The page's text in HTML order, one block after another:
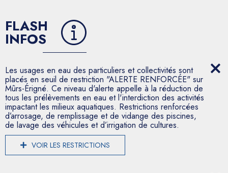
FLASH
INFOS
Les usages en eau des particuliers et collectivités sont
placés en seuil de restriction "ALERTE RENFORCÉE" sur
Mûrs-Érigné. Ce niveau d'alerte appelle à la réduction de
tous les prélèvements en eau et l'interdiction des activités
impactant les milieux aquatiques. Restrictions renforcées
d’arrosage, de remplissage et de vidange des piscines,
de lavage des véhicules et d’irrigation de cultures.
VOIR LES RESTRICTIONS